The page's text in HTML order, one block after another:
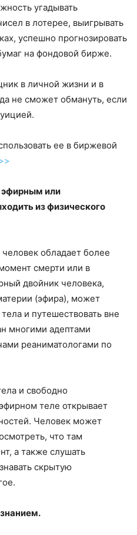
угадывать
в лотерее, выигрывать
успешно прогнозировать
на фондовой бирже.
в личной жизни и в
не сможет обмануть, если
ее в биржевой
эфирным или
из физического
обладает более
смерти или в
двойник человека,
(эфира), может
и путешествовать вне
многими адептами
реаниматологами по
и свободно
теле открывает
Человек может
что там
а также слушать
скрытую